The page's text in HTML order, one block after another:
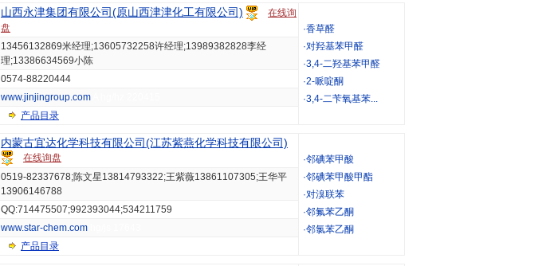
山西永津集团有限公司(原山西津津化工有限公司)
在线询
盘
·香草醛
·对羟基苯甲醛
·3,4-二羟基苯甲醛
·2-哌啶酮
·3,4-二苄氧基苯...
13456132869米经理;13605732258许经理;13989382828李经
理;13386634569小陈
0574-88220444
www.jinjingroup.com
产品目录
内蒙古宜达化学科技有限公司(江苏紫燕化学科技有限公司)
在线询盘 ·邻碘苯甲酸
·邻碘苯甲酸甲酯
·对溴联苯
·邻氟苯乙酮
·邻氯苯乙酮
0519-82337678;陈文星13814793322;王紫薇13861107305;王华平
13906146788
QQ:714475507;992393044;534211759
www.star-chem.com
产品目录